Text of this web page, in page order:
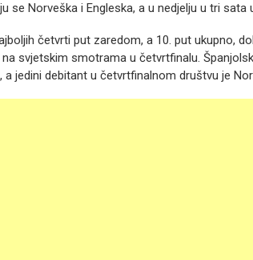
se Norveška i Engleska, a u nedjelju u tri sata
četvrti put zaredom, a 10. put ukupno,
svjetskim smotrama u četvrtfinalu.
a jedini debitant u četvrtfinalnom društvu je